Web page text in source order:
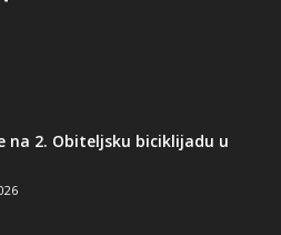
na 2. Obiteljsku biciklijadu u